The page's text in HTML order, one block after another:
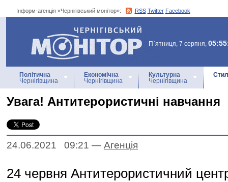
Інформ-агенція «Чернігівський монітор»: RSS Twitter Facebook
Інформ-агенція
«Чернігівський монітор»
П`ятниця, 7 серпня,
Політична
Чернігівщина
Економічна
Чернігівщина
Культурна
Чернігівщина
Увага! Антитерористичні навчання
24.06.2021 09:21 — Агенцiя
24 червня Антитерористичний